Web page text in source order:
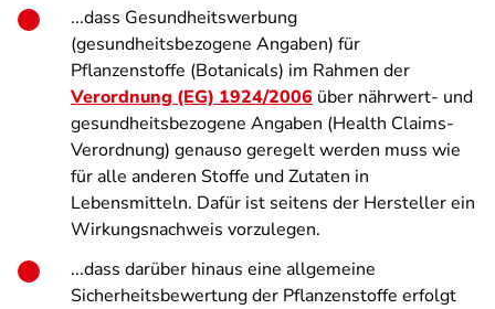
...dass Gesundheitswerbung
(gesundheitsbezogene Angaben) für
Pflanzenstoffe (Botanicals) im Rahmen der
Verordnung (EG) 1924/2006 über nährwert- und
gesundheitsbezogene Angaben (Health Claims-
Verordnung) genauso geregelt werden muss wie
für alle anderen Stoffe und Zutaten in
Lebensmitteln. Dafür ist seitens der Hersteller ein
Wirkungsnachweis vorzulegen.
...dass darüber hinaus eine allgemeine
Sicherheitsbewertung der Pflanzenstoffe erfolgt